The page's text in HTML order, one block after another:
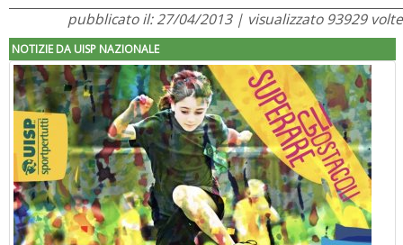
pubblicato il: 27/04/2013 | visualizzato 93929 volte
NOTIZIE DA UISP NAZIONALE